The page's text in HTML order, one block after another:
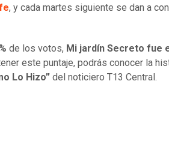
, y cada martes siguiente se dan a
de los votos, Mi jardín Secreto fue
este puntaje, podrás conocer la
Lo Hizo” del noticiero T13 Central.